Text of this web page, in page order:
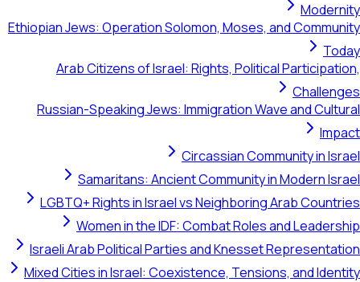
Modernity
Ethiopian Jews: Operation Solomon, Moses, and Community
Today
Arab Citizens of Israel: Rights, Political Participation,
Challenges
Russian-Speaking Jews: Immigration Wave and Cultural
Impact
Circassian Community in Israel
Samaritans: Ancient Community in Modern Israel
LGBTQ+ Rights in Israel vs Neighboring Arab Countries
Women in the IDF: Combat Roles and Leadership
Israeli Arab Political Parties and Knesset Representation
Mixed Cities in Israel: Coexistence, Tensions, and Identity